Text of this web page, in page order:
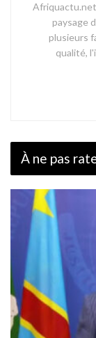
paysage
plusieurs
qualité,
À ne pas